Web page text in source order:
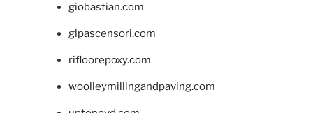
giobastian.com
glpascensori.com
rifloorepoxy.com
woolleymillingandpaving.com